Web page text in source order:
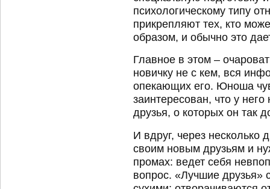
психологическому типу
прикрепляют тех, кто
образом, и обычно это
Главное в этом –
новичку не с кем, вся
опекающих его. Юноша
заинтересован, что у
друзья, о которых он так
И вдруг, через несколько
своим новым друзьям и
промах: ведет себя
вопрос. «Лучшие друзья»